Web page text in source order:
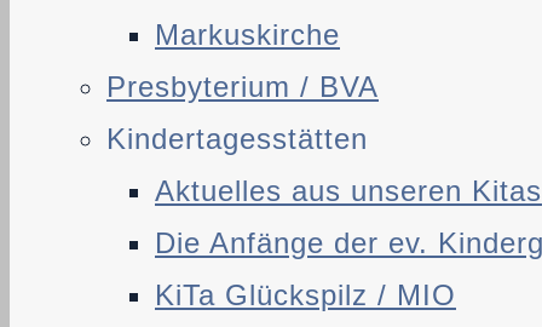
Markuskirche
Presbyterium / BVA
Kindertagesstätten
Aktuelles aus unseren Kitas
Die Anfänge der ev.
KiTa Glückspilz / MIO